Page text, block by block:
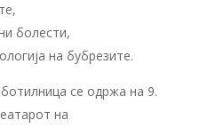
болести,
на бубрезите.
се одржа на 9.
на